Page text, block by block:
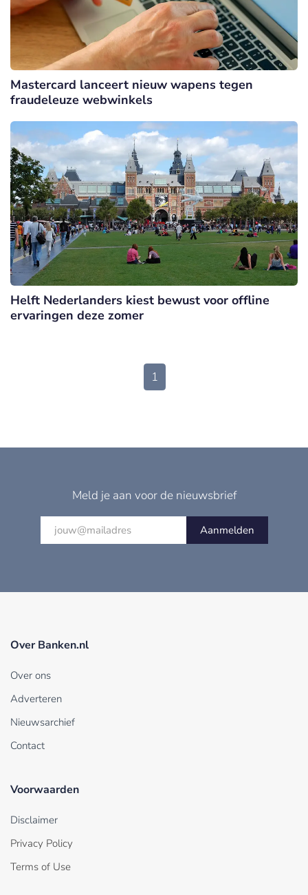
Mastercard lanceert nieuw wapens tegen
fraudeleuze webwinkels
Helft Nederlanders kiest bewust voor offline
ervaringen deze zomer
1
Meld je aan voor de nieuwsbrief
Aanmelden
Over Banken.nl
Over ons
Adverteren
Nieuwsarchief
Contact
Voorwaarden
Disclaimer
Privacy Policy
Terms of Use